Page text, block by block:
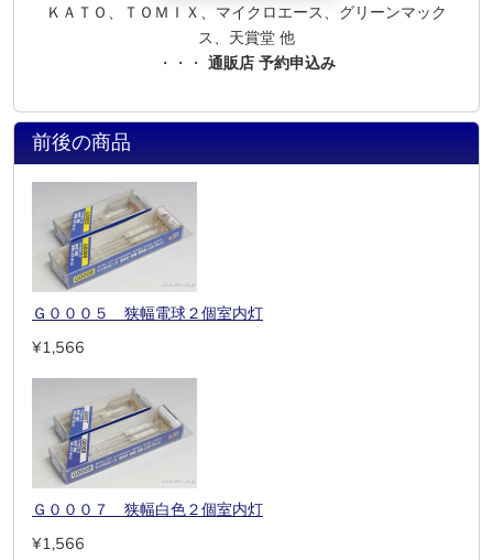
ＫＡＴＯ、ＴＯＭＩＸ、マイクロエース、グリーンマック
ス、天賞堂 他
・・・ 通販店 予約申込み
前後の商品
Ｇ０００５ 狭幅電球２個室内灯
¥1,566
Ｇ０００７ 狭幅白色２個室内灯
¥1,566